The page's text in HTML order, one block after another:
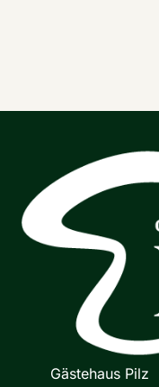
Gästehaus Pilz